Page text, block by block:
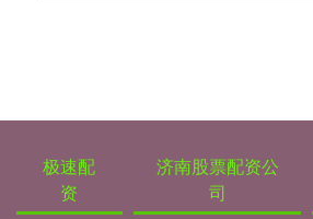
极速配
资
济南股票配资公
司